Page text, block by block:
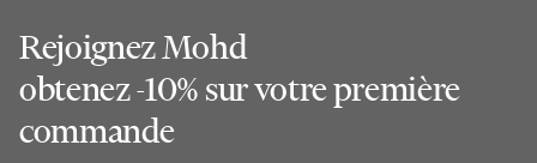
Rejoignez Mohd
obtenez -10% sur votre première
commande